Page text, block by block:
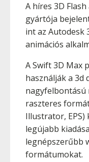
A híres 3D
gyártója
int az Autodesk
animációs
A Swift 3D Max
használják a 3d
nagyfelbontású
raszteres
Illustrator, EPS)
legújabb
legnépszerűbb
formátumokat.